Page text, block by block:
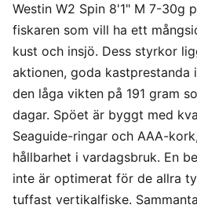
Westin W2 Spin 8'1" M 7-30g
fiskaren som vill ha ett
kust och insjö. Dess styrkor
aktionen, goda kastprestanda
den låga vikten på 191 gram
dagar. Spöet är byggt med
Seaguide-ringar och AAA-
hållbarhet i vardagsbruk. En
inte är optimerat för de allra
tuffast vertikalfiske.